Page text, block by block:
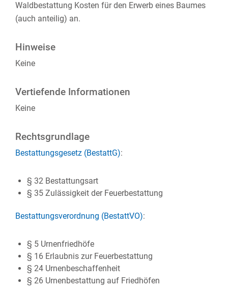
Waldbestattung Kosten für den Erwerb eines Baumes
(auch anteilig) an.
Hinweise
Keine
Vertiefende Informationen
Keine
Rechtsgrundlage
Bestattungsgesetz (BestattG):
§ 32 Bestattungsart
§ 35 Zulässigkeit der Feuerbestattung
Bestattungsverordnung (BestattVO):
§ 5 Urnenfriedhöfe
§ 16 Erlaubnis zur Feuerbestattung
§ 24 Urnenbeschaffenheit
§ 26 Urnenbestattung auf Friedhöfen